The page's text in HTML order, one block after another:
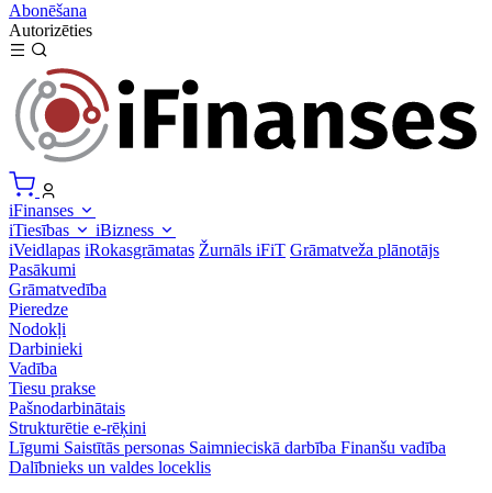
Abonēšana
Autorizēties
iFinanses
iTiesības
iBizness
iVeidlapas iRokasgrāmatas Žurnāls iFiT Grāmatveža plānotājs
Pasākumi
Grāmatvedība
Pieredze
Nodokļi
Darbinieki
Vadība
Tiesu prakse
Pašnodarbinātais
Strukturētie e-rēķini
Līgumi Saistītās personas Saimnieciskā darbība Finanšu vadība
Dalībnieks un valdes loceklis